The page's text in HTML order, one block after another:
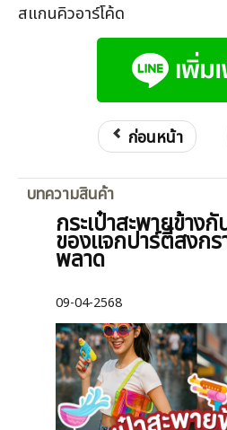
สแกนคิวอาร์โค้ด
ก่อนหน้า
บทความสินค้า
กระเป๋าสะพายข้าง
ของแจกปาร์ตี้สงก
พลาด
09-04-2568